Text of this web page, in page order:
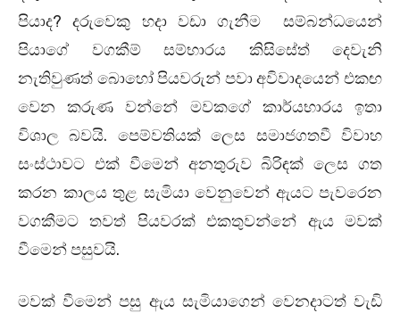
පියාද? දරුවෙකු හදා වඩා ගැනීම සම්බන්ධයෙන්
පියාගේ වගකීම් සම්භාරය කිසිසේත් දෙවැනි
නැතිවුණත් බොහෝ පියවරුන් පවා අවිවාදයෙන් එකඟ
වෙන කරුණ වන්නේ මවකගේ කාර්යභාරය ඉතා
විශාල බවයි. පෙම්වතියක් ලෙස සමාජගතවී විවාහ
සංස්ථාවට එක් වීමෙන් අනතුරුව බිරිඳක් ලෙස ගත
කරන කාලය තුළ සැමියා වෙනුවෙන් ඇයට පැවරෙන
වගකීමට තවත් පියවරක් එකතුවන්නේ ඇය මවක්
වීමෙන් පසුවයි.
මවක් වීමෙන් පසු ඇය සැමියාගෙන් වෙනදාටත් වැඩි